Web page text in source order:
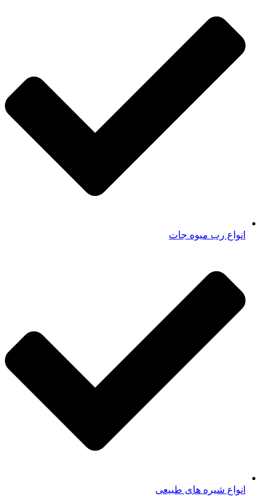
انواع رب میوه جات
انواع شیره های طبیعی